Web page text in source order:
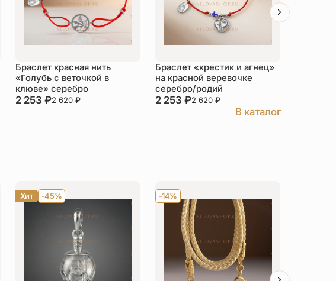
Браслет красная нить
«Голубь с веточкой в
клюве» серебро
2 253 ₽2 620₽
Браслет «крестик и агнец»
на красной веревочке
серебро/родий
2 253 ₽2 620₽
В каталог
Хит -45% -14%